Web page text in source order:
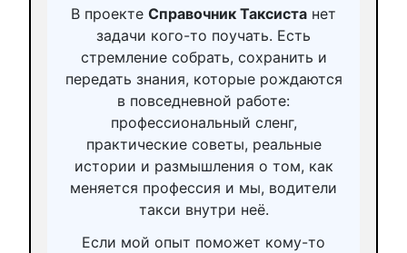
В проекте Справочник Таксиста нет
задачи кого-то поучать. Есть
стремление собрать, сохранить и
передать знания, которые рождаются
в повседневной работе:
профессиональный сленг,
практические советы, реальные
истории и размышления о том, как
меняется профессия и мы, водители
такси внутри неё.
Если мой опыт поможет кому-то